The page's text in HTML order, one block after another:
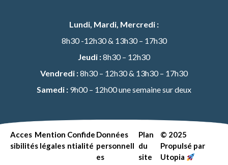
Lundi, Mardi, Mercredi :
8h30 -12h30 & 13h30 – 17h30
Jeudi :8h30 – 12h30
Vendredi :8h30 – 12h30 & 13h30 – 17h30
Samedi : 9h00 – 12h00 une semaine sur deux
Acces
sibilité
Mention
s légales
Confide
ntialité
Données
personnell
es
Plan
du
site
© 2025
Propulsé par
Utopia